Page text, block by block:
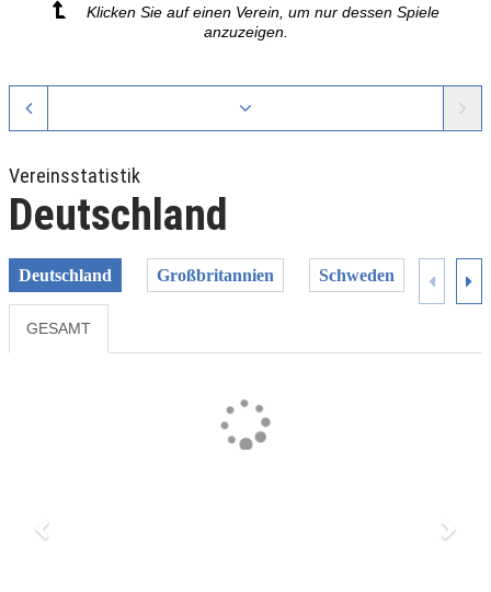
Klicken Sie auf einen Verein, um nur dessen Spiele
anzuzeigen.
Vereinsstatistik
Deutschland
Deutschland Großbritannien Schweden
GESAMT